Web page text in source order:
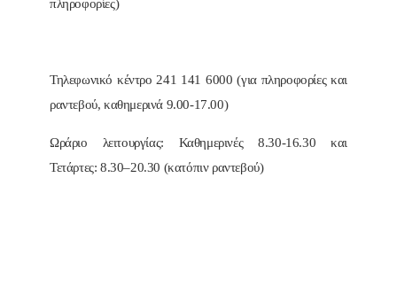
πληροφορίες)
Τηλεφωνικό κέντρο 241 141 6000 (για πληροφορίες και
ραντεβού, καθημερινά 9.00-17.00)
Ωράριο λειτουργίας: Καθημερινές 8.30-16.30 και
Τετάρτες: 8.30–20.30 (κατόπιν ραντεβού)